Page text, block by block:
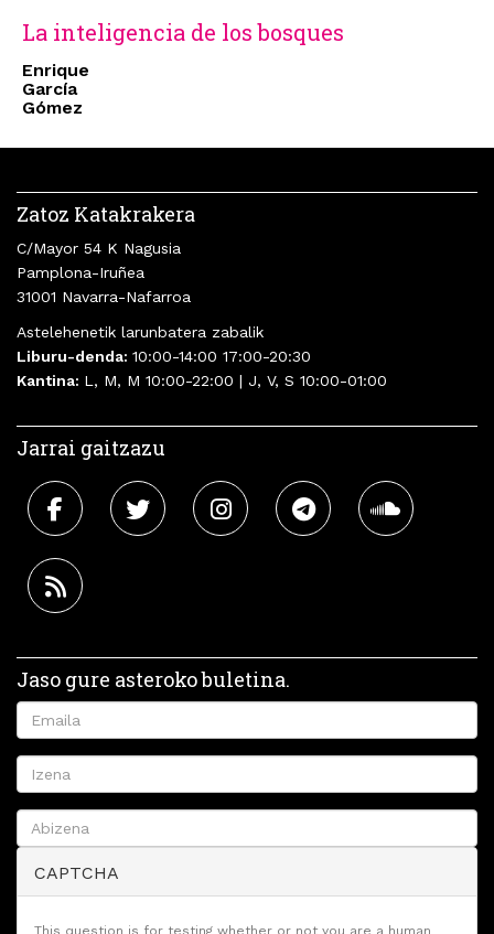
La inteligencia de los bosques
Enrique
García
Gómez
Zatoz Katakrakera
C/Mayor 54 K Nagusia
Pamplona-Iruñea
31001 Navarra-Nafarroa
Astelehenetik larunbatera zabalik
Liburu-denda: 10:00-14:00 17:00-20:30
Kantina: L, M, M 10:00-22:00 | J, V, S 10:00-01:00
Jarrai gaitzazu
Jaso gure asteroko buletina.
CAPTCHA
This question is for testing whether or not you are a human